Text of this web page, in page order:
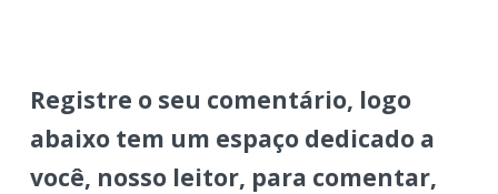
Registre o seu comentário, logo
abaixo tem um espaço dedicado a
você, nosso leitor, para comentar,